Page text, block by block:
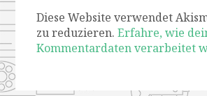
Diese Website verwendet
zu reduzieren.Erfahre, wie
Kommentardaten verarbeitet